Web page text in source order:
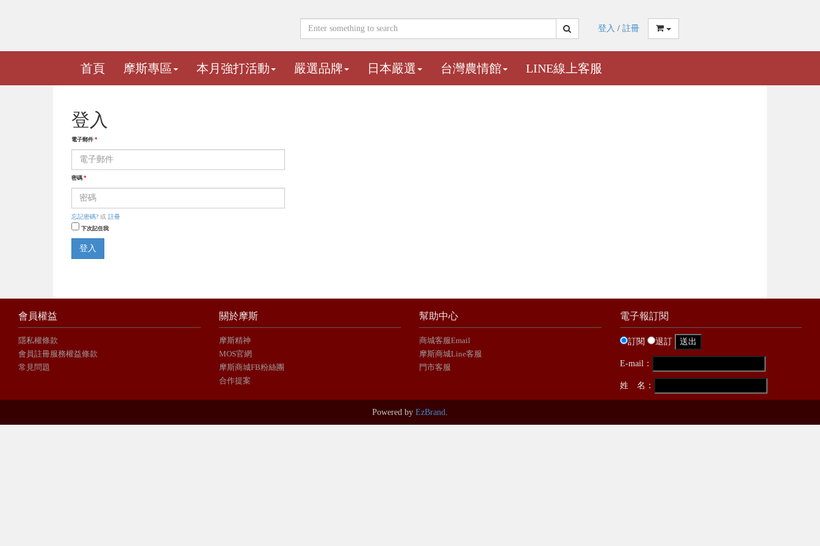
登入 / 註冊
首頁 摩斯專區 本月強打活動 嚴選品牌 日本嚴選 台灣農情館 LINE線上客服
登入
電子郵件 *
密碼 *
忘記密碼? 或 註冊
下次記住我
登入
會員權益
隱私權條款
會員註冊服務權益條款
常見問題
關於摩斯
摩斯精神
MOS官網
摩斯商城FB粉絲團
合作提案
幫助中心
商城客服Email
摩斯商城Line客服
門市客服
電子報訂閱
訂閱 退訂
E-mail：
姓 名：
Powered by EzBrand.